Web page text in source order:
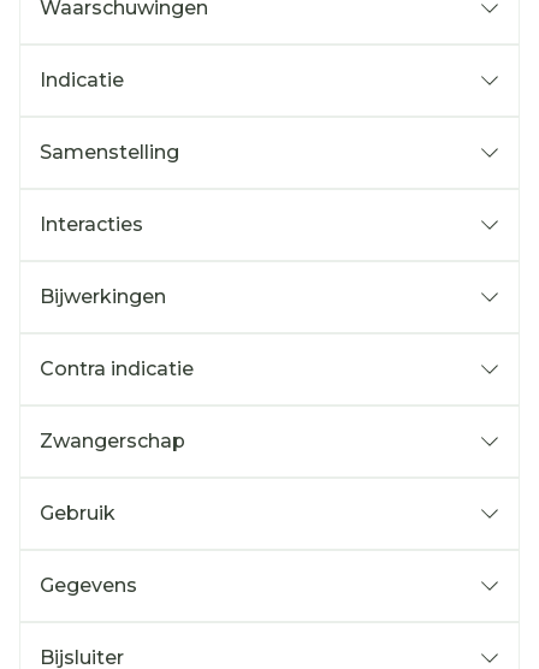
Waarschuwingen
Indicatie
Samenstelling
Interacties
Bijwerkingen
Contra indicatie
Zwangerschap
Gebruik
Gegevens
Bijsluiter